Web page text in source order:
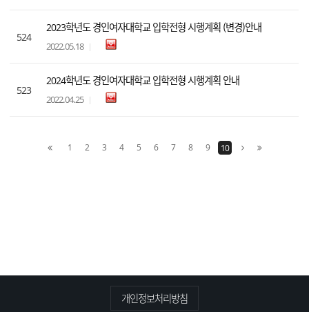
524
2023학년도 경인여자대학교 입학전형 시행계획 (변경)안내
2022.05.18
523
2024학년도 경인여자대학교 입학전형 시행계획 안내
2022.04.25
1 2 3 4 5 6 7 8 9 10
개인정보처리방침